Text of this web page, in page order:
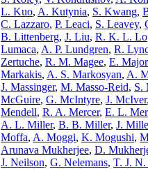
L. Kuo, A. Kutynia, S. Kwang,
C. Lazzaro, P. Leaci, S. Leavey,
B. Littenberg, J. Liu, R. K. L. Lo
Lumaca, A. P. Lundgren, R.
Zertuche, R. M. Magee, E.
Markakis, A. S. Markosyan, A.
J. Massinger, M. Masso-Reid, S.
McGuire, G. McIntyre, J. McIver,
Mendell, R. A. Mercer, E. L.
A. L. Miller, B. B. Miller, J.
Moffa, A. Moggi, K. Mogushi,
Arunava Mukherjee, D.
J. Neilson, G. Nelemans, T. J. N.